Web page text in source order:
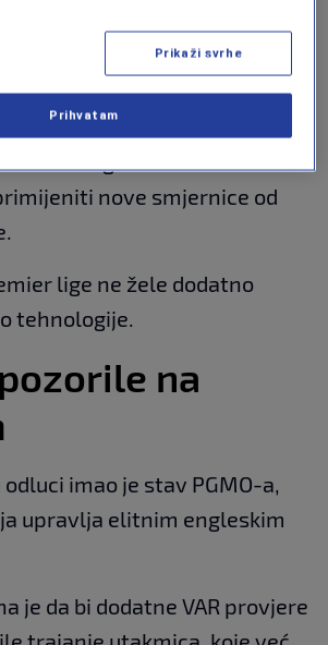
vezanih za korner
drugog žutog kartona
nove smjernice od
lige ne žele dodatno
tehnologije.
na
imao je stav PGMO-a,
upravlja elitnim engleskim
je da bi dodatne VAR provjere
Prikaži svrhe
Prihvatam